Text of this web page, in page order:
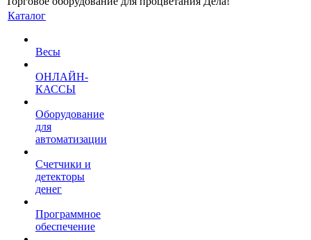
Каталог
Весы
ОНЛАЙН-
КАССЫ
Оборудование
для
автоматизации
Счетчики и
детекторы
денег
Программное
обеспечение